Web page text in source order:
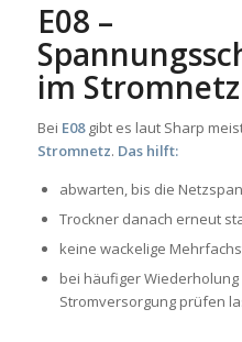
E08 –
im Stromnetz
Bei E08gibt es laut Sharp
Stromnetz. Das hilft:
abwarten, bis die
Trockner danach erneut
keine wackelige
bei häufiger
Stromversorgung prüfen